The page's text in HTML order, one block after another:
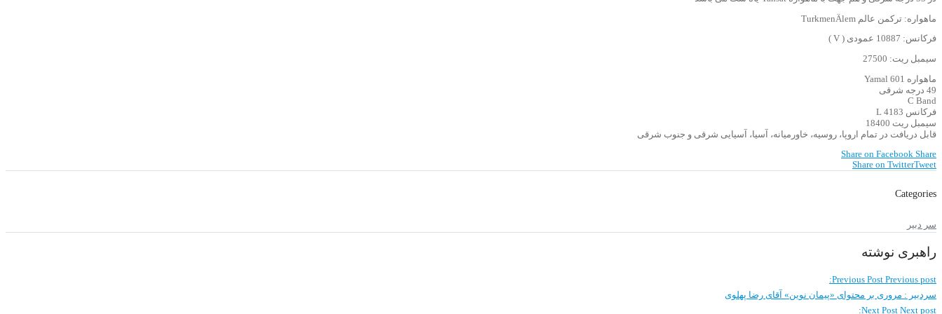
ماهواره: ترکمن عالم TurkmenÄlem
فرکانس: 10887 عمودی ( V )
سیمبل ریت: 27500
ماهواره Yamal 601
49 درجه شرقی
C Band
فرکانس 4183 L
سیمبل ریت 18400
قابل دریافت در تمام اروپا، روسیه، خاورمیانه، آسیا، آسیایی شرقی و جنوب شرقی
Share on Facebook Share
Share on TwitterTweet
Categories
سر دبیر
راهبری نوشته
Previous Post Previous post:
سردبیر : مروری بر محتوای «پیمان نوین» آقای رضا پهلوی
Next Post Next post: